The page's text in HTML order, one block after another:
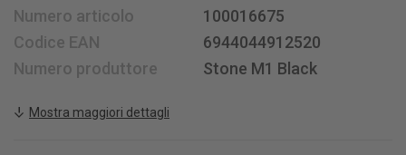
Numero articolo
100016675
Codice EAN
6944044912520
Numero produttore
Stone M1 Black
Mostra maggiori dettagli